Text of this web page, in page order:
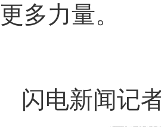
更多力量。
闪电新闻记